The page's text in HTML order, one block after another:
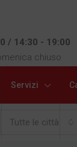
/ 14:30 - 19:00
chiuso
Servizi
Tutte le città